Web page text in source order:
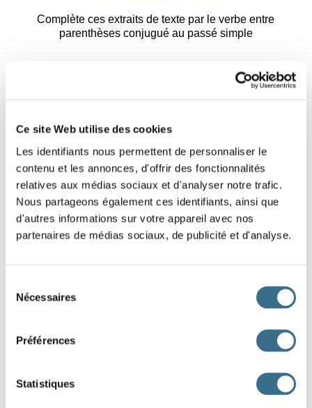
Ce site Web utilise des cookies
Les identifiants nous permettent de personnaliser le
contenu et les annonces, d'offrir des fonctionnalités
relatives aux médias sociaux et d'analyser notre trafic.
Nous partageons également ces identifiants, ainsi que
d'autres informations sur votre appareil avec nos
partenaires de médias sociaux, de publicité et d'analyse.
Nécessaires
Préférences
Statistiques
Complète ces extraits de texte par le verbe entre
parenthèses conjugué au passé simple